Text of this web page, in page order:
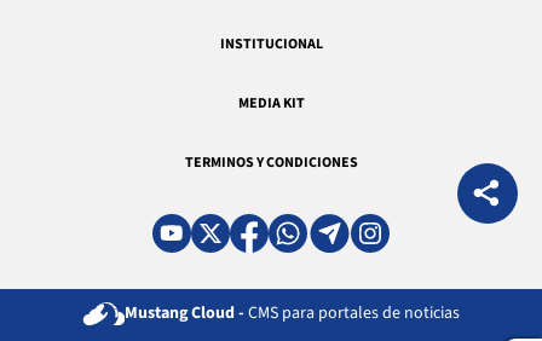
INSTITUCIONAL
MEDIA KIT
TERMINOS Y CONDICIONES
Mustang Cloud - CMS para portales de noticias